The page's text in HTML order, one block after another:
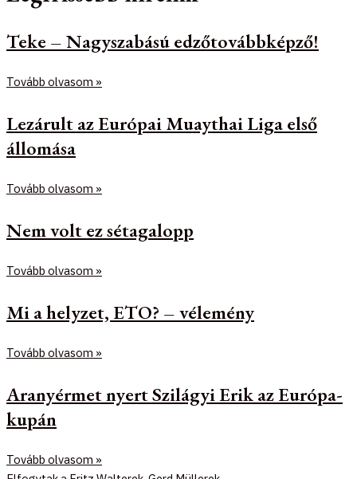
Teke – Nagyszabású edzőtovábbképző!
Tovább olvasom »
Lezárult az Európai Muaythai Liga első
állomása
Tovább olvasom »
Nem volt ez sétagalopp
Tovább olvasom »
Mi a helyzet, ETO? – vélemény
Tovább olvasom »
Aranyérmet nyert Szilágyi Erik az Európa-
kupán
Tovább olvasom »